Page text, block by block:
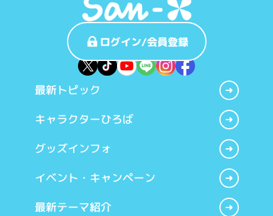
ログイン/会員登録
最新トピック
キャラクターひろば
グッズインフォ
イベント・キャンペーン
最新テーマ紹介